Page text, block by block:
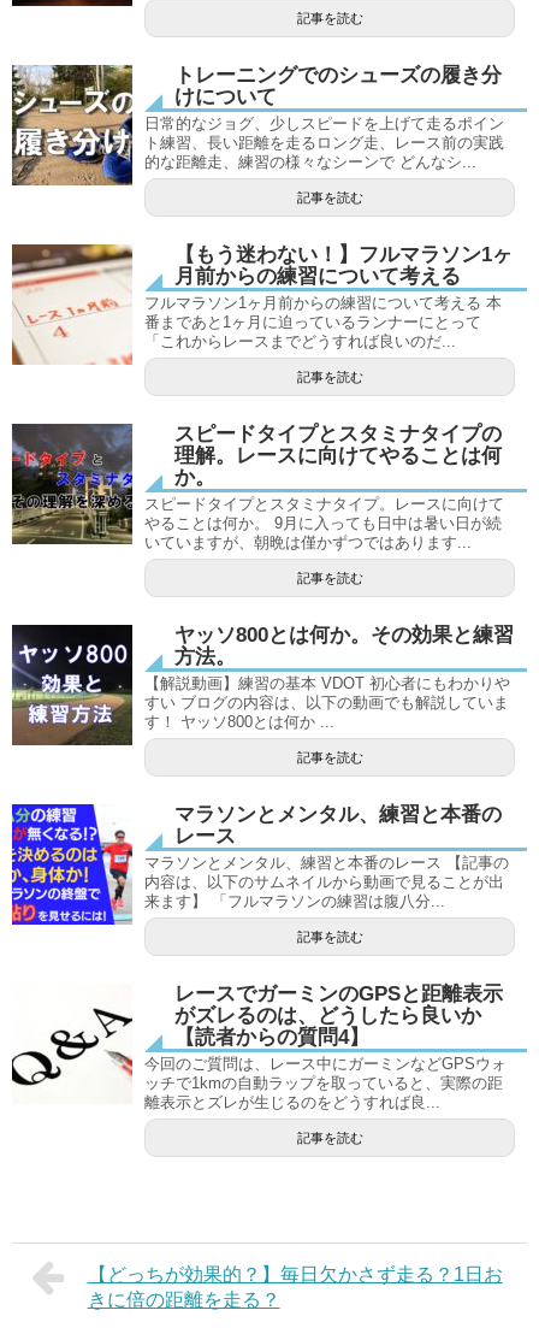
記事を読む
トレーニングでのシューズの履き分
けについて
日常的なジョグ、少しスピードを上げて走るポイン
ト練習、長い距離を走るロング走、レース前の実践
的な距離走、練習の様々なシーンで どんなシ...
記事を読む
【もう迷わない！】フルマラソン1ヶ
月前からの練習について考える
フルマラソン1ヶ月前からの練習について考える 本
番まであと1ヶ月に迫っているランナーにとって
「これからレースまでどうすれば良いのだ...
記事を読む
スピードタイプとスタミナタイプの
理解。レースに向けてやることは何
か。
スピードタイプとスタミナタイプ。レースに向けて
やることは何か。 9月に入っても日中は暑い日が続
いていますが、朝晩は僅かずつではあります...
記事を読む
ヤッソ800とは何か。その効果と練習
方法。
【解説動画】練習の基本 VDOT 初心者にもわかりや
すい ブログの内容は、以下の動画でも解説していま
す！ ヤッソ800とは何か ...
記事を読む
マラソンとメンタル、練習と本番の
レース
マラソンとメンタル、練習と本番のレース 【記事の
内容は、以下のサムネイルから動画で見ることが出
来ます】 「フルマラソンの練習は腹八分...
記事を読む
レースでガーミンのGPSと距離表示
がズレるのは、どうしたら良いか
【読者からの質問4】
今回のご質問は、レース中にガーミンなどGPSウォ
ッチで1kmの自動ラップを取っていると、実際の距
離表示とズレが生じるのをどうすれば良...
記事を読む
【どっちが効果的？】毎日欠かさず走る？1日お
きに倍の距離を走る？